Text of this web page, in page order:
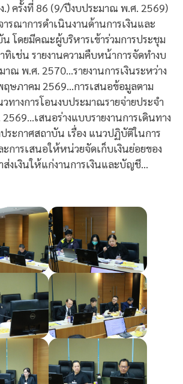
ครั้งที่ 86 (9/ปีงบประมาณ พ.ศ. 2569)
รณาการดำเนินงานด้านการเงินและ
โดยมีคณะผู้บริหารเข้าร่วมการประชุม
เช่น รายงานความคืบหน้าการจัดทำงบ
ณ พ.ศ. 2570…รายงานการเงินระหว่าง
ฤษภาคม 2569…การเสนอข้อมูลตาม
างการโอนงบประมาณรายจ่ายประจำ
เสนอร่างแบบรายงานการเดินทาง
ระกาศสถาบัน เรื่อง แนวปฏิบัติในการ
การเสนอให้หน่วยจัดเก็บเงินย่อยของ
งเงินให้แก่งานการเงินและบัญชี…